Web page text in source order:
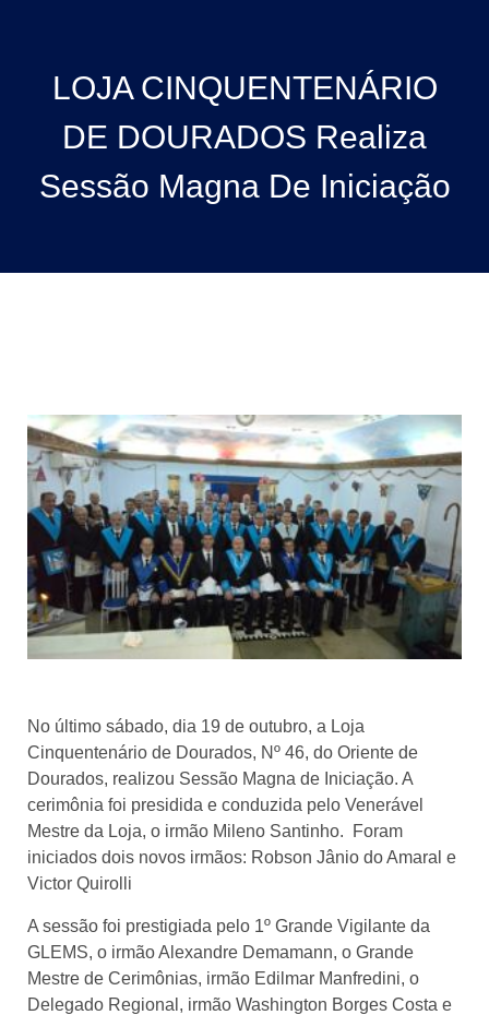
LOJA CINQUENTENÁRIO
DE DOURADOS Realiza
Sessão Magna De Iniciação
No último sábado, dia 19 de outubro, a Loja
Cinquentenário de Dourados, Nº 46, do Oriente de
Dourados, realizou Sessão Magna de Iniciação. A
cerimônia foi presidida e conduzida pelo Venerável
Mestre da Loja, o irmão Mileno Santinho. Foram
iniciados dois novos irmãos: Robson Jânio do Amaral e
Victor Quirolli
A sessão foi prestigiada pelo 1º Grande Vigilante da
GLEMS, o irmão Alexandre Demamann, o Grande
Mestre de Cerimônias, irmão Edilmar Manfredini, o
Delegado Regional, irmão Washington Borges Costa e